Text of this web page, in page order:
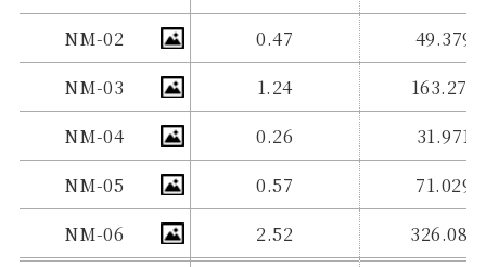
NM-02
0.47
49.379
NM-03
1.24
163.277
NM-04
0.26
31.971
NM-05
0.57
71.029
NM-06
2.52
326.089